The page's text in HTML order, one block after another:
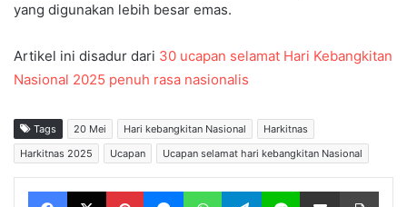
yang digunakan lebih besar emas.
Artikel ini disadur dari 30 ucapan selamat Hari Kebangkitan
Nasional 2025 penuh rasa nasionalis
Tags 20 Mei Hari kebangkitan Nasional
Harkitnas
Harkitnas 2025
Ucapan Ucapan selamat hari kebangkitan Nasional
Facebook X Pinterest Messenger WhatsApp Telegram Line Share via Email